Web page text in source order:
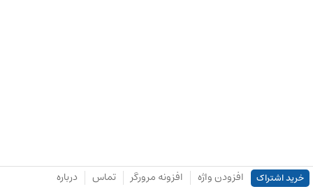
خرید اشتراک افزودن واژه افزونه مرورگر تماس درباره